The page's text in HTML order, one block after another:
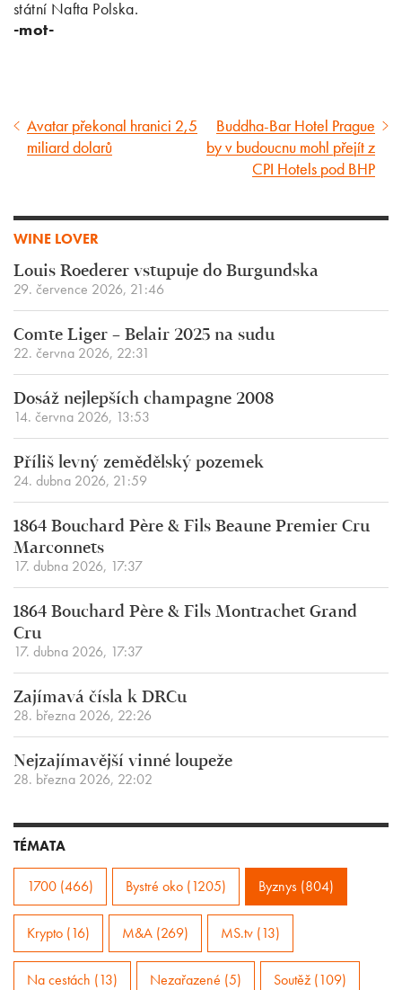
státní Nafta Polska.
-mot-
Předcházející
článek
Avatar překonal hranici 2,5
miliard dolarů
Následující
článek
Buddha-Bar Hotel Prague
by v budoucnu mohl přejít z
CPI Hotels pod BHP
WINE LOVER
Louis Roederer vstupuje do Burgundska
29. července 2026, 21:46
Comte Liger – Belair 2025 na sudu
22. června 2026, 22:31
Dosáž nejlepších champagne 2008
14. června 2026, 13:53
Příliš levný zemědělský pozemek
24. dubna 2026, 21:59
1864 Bouchard Père & Fils Beaune Premier Cru
Marconnets
17. dubna 2026, 17:37
1864 Bouchard Père & Fils Montrachet Grand
Cru
17. dubna 2026, 17:37
Zajímavá čísla k DRCu
28. března 2026, 22:26
Nejzajímavější vinné loupeže
28. března 2026, 22:02
TÉMATA
1700 (466) Bystré oko (1205) Byznys (804)
Krypto (16) M&A (269) MS.tv (13)
Na cestách (13) Nezařazené (5) Soutěž (109)